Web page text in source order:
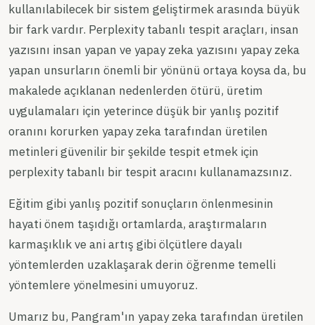
kullanılabilecek bir sistem geliştirmek arasında büyük
bir fark vardır. Perplexity tabanlı tespit araçları, insan
yazısını insan yapan ve yapay zeka yazısını yapay zeka
yapan unsurların önemli bir yönünü ortaya koysa da, bu
makalede açıklanan nedenlerden ötürü, üretim
uygulamaları için yeterince düşük bir yanlış pozitif
oranını korurken yapay zeka tarafından üretilen
metinleri güvenilir bir şekilde tespit etmek için
perplexity tabanlı bir tespit aracını kullanamazsınız.
Eğitim gibi yanlış pozitif sonuçların önlenmesinin
hayati önem taşıdığı ortamlarda, araştırmaların
karmaşıklık ve ani artış gibi ölçütlere dayalı
yöntemlerden uzaklaşarak derin öğrenme temelli
yöntemlere yönelmesini umuyoruz.
Umarız bu, Pangram'ın yapay zeka tarafından üretilen